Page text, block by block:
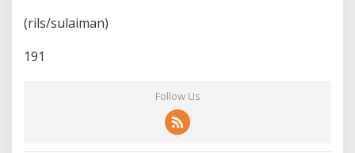
(rils/sulaiman)
191
Follow Us